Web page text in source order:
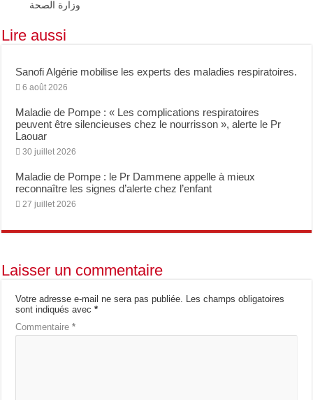
وزارة الصحة
Lire aussi
Sanofi Algérie mobilise les experts des maladies respiratoires.
6 août 2026
Maladie de Pompe : « Les complications respiratoires
peuvent être silencieuses chez le nourrisson », alerte le Pr
Laouar
30 juillet 2026
Maladie de Pompe : le Pr Dammene appelle à mieux
reconnaître les signes d’alerte chez l’enfant
27 juillet 2026
Laisser un commentaire
Votre adresse e-mail ne sera pas publiée. Les champs obligatoires
sont indiqués avec*
Commentaire*